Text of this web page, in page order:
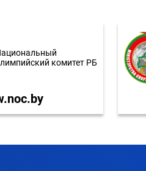
комитет РБ